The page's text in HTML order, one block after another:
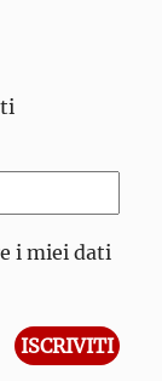
i miei dati